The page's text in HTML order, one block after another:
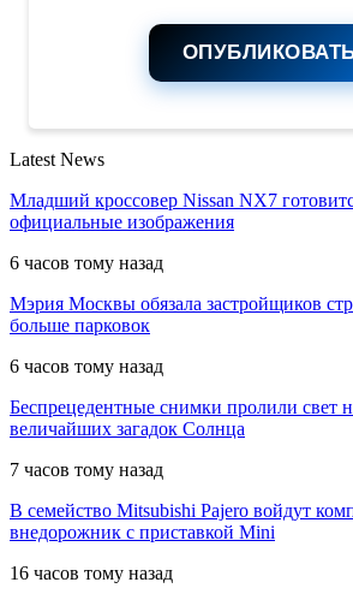
Latest News
Младший кроссовер Nissan NX7
официальные изображения
6 часов тому назад
Мэрия Москвы обязала застройщиков
больше парковок
6 часов тому назад
Беспрецедентные снимки пролили свет
величайших загадок Солнца
7 часов тому назад
В семейство Mitsubishi Pajero войдут
внедорожник с приставкой Mini
16 часов тому назад